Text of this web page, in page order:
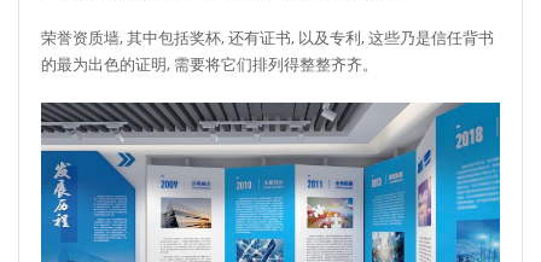
荣誉资质墙, 其中包括奖杯, 还有证书, 以及专利, 这些乃是信任背书
的最为出色的证明, 需要将它们排列得整整齐齐。